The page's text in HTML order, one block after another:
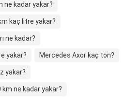
ne kadar yakar?
kaç litre yakar?
ne kadar?
yakar? Mercedes Axor kaç ton?
yakar?
ne kadar yakar?